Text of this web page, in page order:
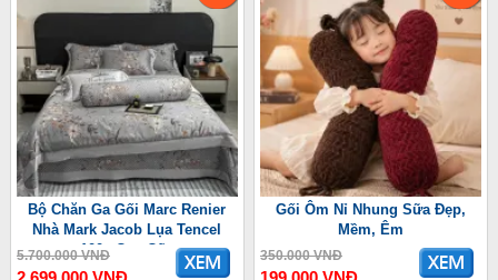
Bộ Chăn Ga Gối Marc Renier
Nhà Mark Jacob Lụa Tencel
100s Cao Cấp
5.700.000 VNĐ
Gối Ôm Nỉ Nhung Sữa Đẹp,
Mềm, Êm
350.000 VNĐ